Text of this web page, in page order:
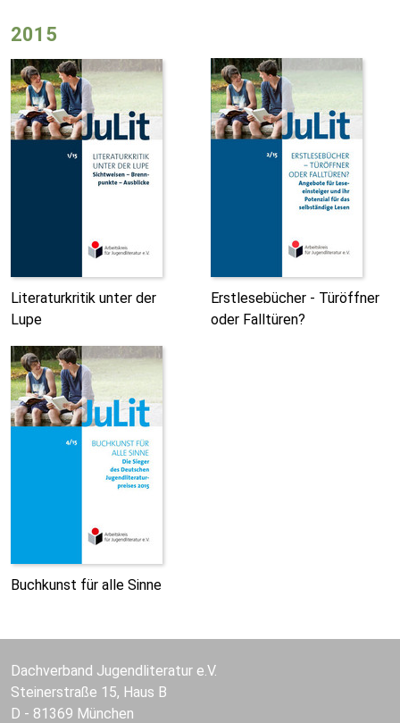
2015
Literaturkritik unter der
Lupe
Erstlesebücher - Türöffner
oder Falltüren?
Buchkunst für alle Sinne
Dachverband Jugendliteratur e.V.
Steinerstraße 15, Haus B
D - 81369 München